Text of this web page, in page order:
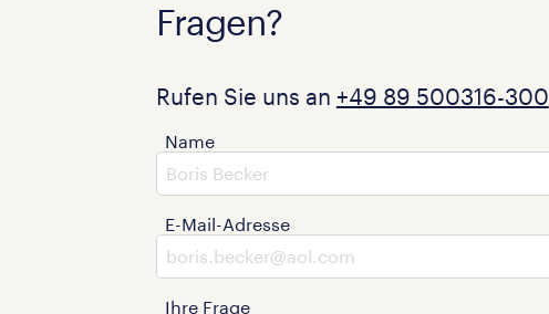
Fragen?
Rufen Sie uns an +49 89 500316-300
Name
E-Mail-Adresse
Ihre Frage